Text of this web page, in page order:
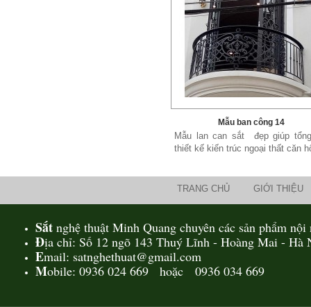
Mẫu ban công 14
Mẫu lan can sắt đẹp giúp
thiết kế kiến trúc ngoại thất căn
TRANG CHỦ GIỚI THIỆU
Sắt nghệ thuật Minh Quang chuyên các sản phẩm
Địa chỉ: Số 12 ngõ 143 Thuý Lĩnh - Hoàng Mai - Hà
Email: satnghethuat@gmail.com
Mobile: 0936 024 669 hoặc 0936 034 669